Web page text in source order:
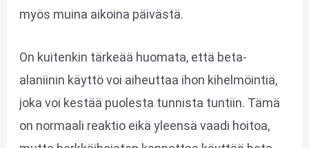
myös muina aikoina päivästä.
On kuitenkin tärkeää huomata, että beta-
alaniinin käyttö voi aiheuttaa ihon kihelmöintiä,
joka voi kestää puolesta tunnista tuntiin. Tämä
on normaali reaktio eikä yleensä vaadi hoitoa,